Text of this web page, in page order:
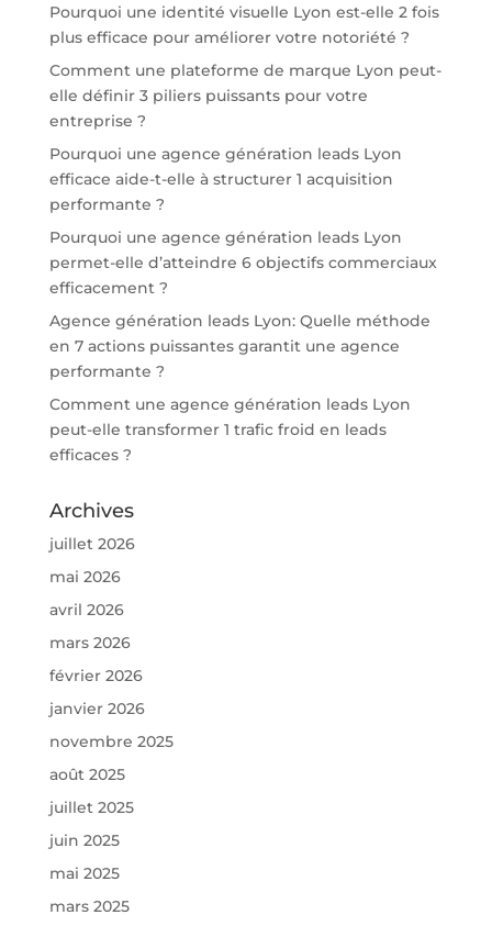
Pourquoi une identité visuelle Lyon est-elle 2 fois
plus efficace pour améliorer votre notoriété ?
Comment une plateforme de marque Lyon peut-
elle définir 3 piliers puissants pour votre
entreprise ?
Pourquoi une agence génération leads Lyon
efficace aide-t-elle à structurer 1 acquisition
performante ?
Pourquoi une agence génération leads Lyon
permet-elle d’atteindre 6 objectifs commerciaux
efficacement ?
Agence génération leads Lyon: Quelle méthode
en 7 actions puissantes garantit une agence
performante ?
Comment une agence génération leads Lyon
peut-elle transformer 1 trafic froid en leads
efficaces ?
Archives
juillet 2026
mai 2026
avril 2026
mars 2026
février 2026
janvier 2026
novembre 2025
août 2025
juillet 2025
juin 2025
mai 2025
mars 2025